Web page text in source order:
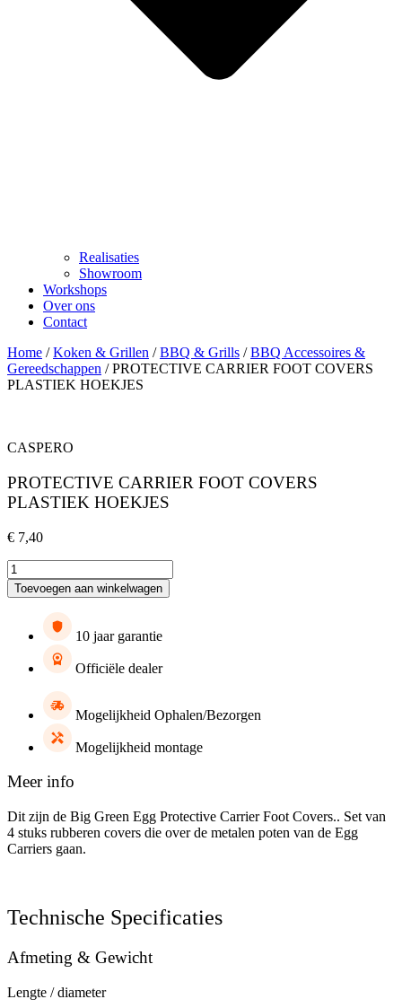
Realisaties
Showroom
Workshops
Over ons
Contact
Home /Koken & Grillen /BBQ & Grills /BBQ Accessoires &
Gereedschappen / PROTECTIVE CARRIER FOOT COVERS
PLASTIEK HOEKJES
CASPERO
PROTECTIVE CARRIER FOOT COVERS
PLASTIEK HOEKJES
€ 7,40
PROTECTIVE
CARRIER
FOOT
COVERS
PLASTIEK
HOEKJES
hoeveelheid
Toevoegen aan winkelwagen
10 jaar garantie
Officiële dealer
Mogelijkheid Ophalen/Bezorgen
Mogelijkheid montage
Meer info
Dit zijn de Big Green Egg Protective Carrier Foot Covers.. Set van
4 stuks rubberen covers die over de metalen poten van de Egg
Carriers gaan.
Technische Specificaties
Afmeting & Gewicht
Lengte / diameter